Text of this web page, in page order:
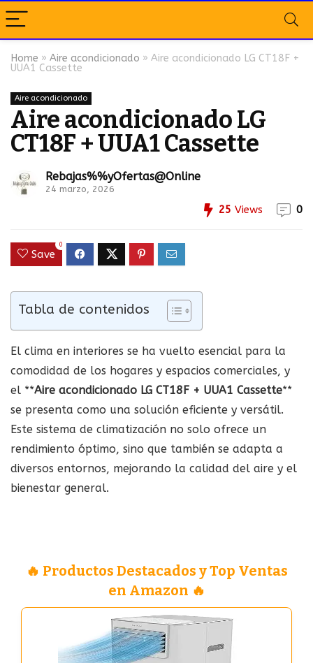
Home » Aire acondicionado » Aire acondicionado LG CT18F +
UUA1 Cassette
Aire acondicionado
Aire acondicionado LG
CT18F + UUA1 Cassette
Rebajas%%yOfertas@Online
24 marzo, 2026
25 Views 0
Save
0
Tabla de contenidos
El clima en interiores se ha vuelto esencial para la
comodidad de los hogares y espacios comerciales, y
el **Aire acondicionado LG CT18F + UUA1 Cassette**
se presenta como una solución eficiente y versátil.
Este sistema de climatización no solo ofrece un
rendimiento óptimo, sino que también se adapta a
diversos entornos, mejorando la calidad del aire y el
bienestar general.
🔥 Productos Destacados y Top Ventas
en Amazon 🔥